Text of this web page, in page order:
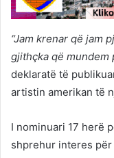
“Jam krenar që jam
gjithçka që mundem
deklaratë të
artistin amerikan të
I nominuari 17 herë
shprehur interes